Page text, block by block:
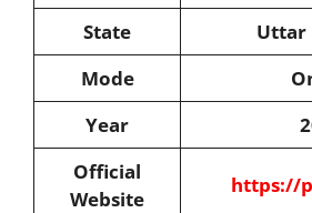
State
Uttar
Mode
Year
Official
Website
https://